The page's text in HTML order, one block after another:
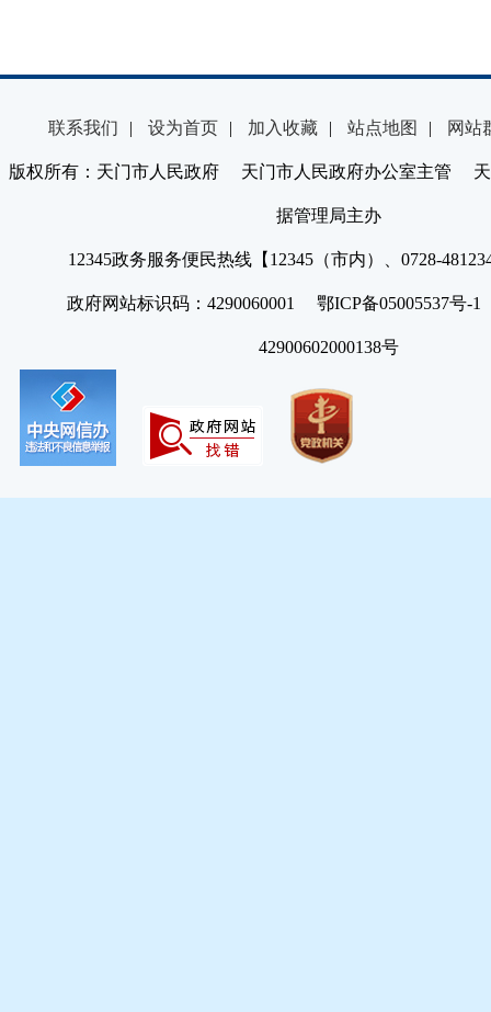
联系我们 | 设为首页 | 加入收藏 | 站点地图 | 网站
版权所有：天门市人民政府 天门市人民政府办公室主管 天
据管理局主办
12345政务服务便民热线【12345（市内）、0728-
政府网站标识码：4290060001 鄂ICP备05005537号
42900602000138号